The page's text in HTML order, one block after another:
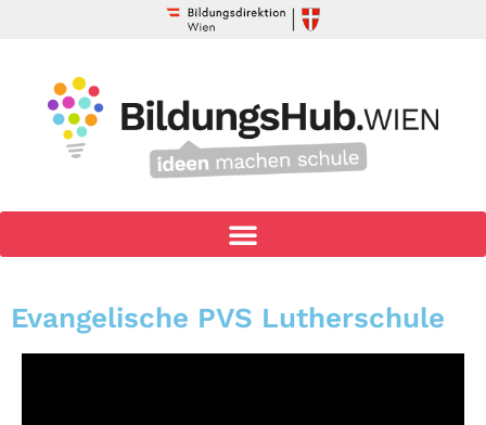
Evangelische PVS Lutherschule